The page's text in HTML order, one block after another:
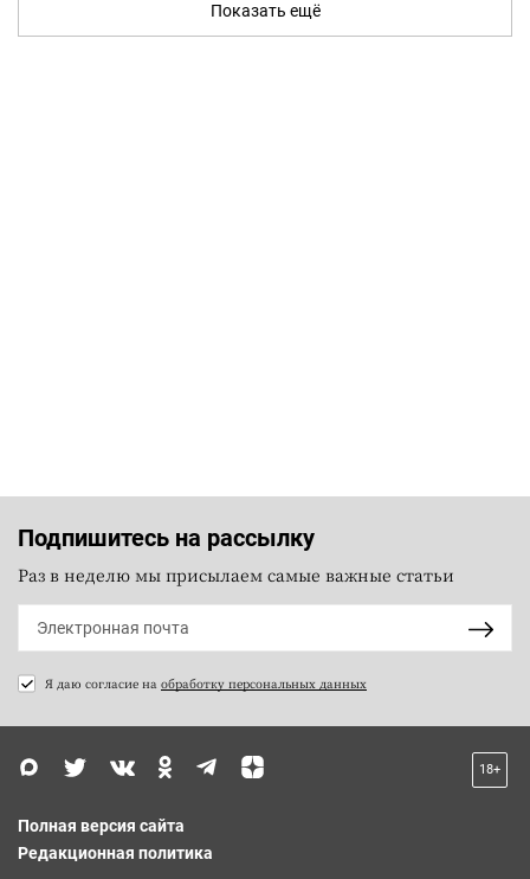
Показать ещё
Подпишитесь на рассылку
Раз в неделю мы присылаем самые важные статьи
Я даю согласие на обработку персональных данных
18+
Полная версия сайта
Редакционная политика